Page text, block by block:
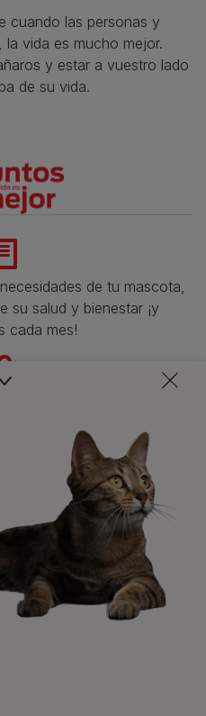
cuando las personas y
vida es mucho mejor.
y estar a vuestro lado
de su vida.​
de tu mascota,
su salud y bienestar ¡y
cada mes!
descuentos y ofertas de
marcas.​
a Purina y empieza
las ventajas!​